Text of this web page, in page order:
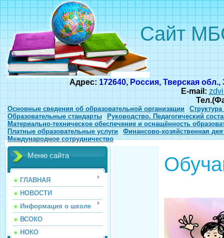
Сайт
Адрес: 172640, Россия, Тверская
E-mail:
Основные сведения об образовательной организации
Образовательные стандарты
Руководство. Педагогический
Материально-техническое обеспечение и оснащённость
Платные образовательные услуги
Финансово-хозяйственная
Международное сотрудничество
Меню сайта
ГЛАВНАЯ
НОВОСТИ
Информация о школе
ВСОКО
НОКО